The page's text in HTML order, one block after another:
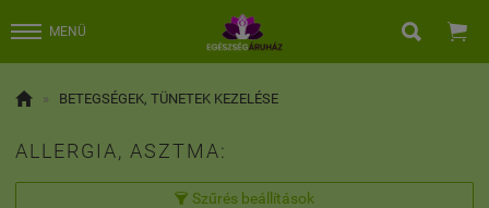
MENÜ  
 » BETEGSÉGEK, TÜNETEK KEZELÉSE
ALLERGIA, ASZTMA:
 Szűrés beállítások